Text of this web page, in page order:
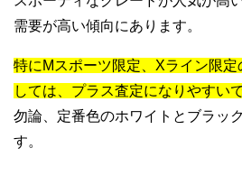
需要が高い傾向にあります。
特にMスポーツ限定、Xライン限
しては、プラス査定になりやすい
勿論、定番色のホワイトとブラッ
す。